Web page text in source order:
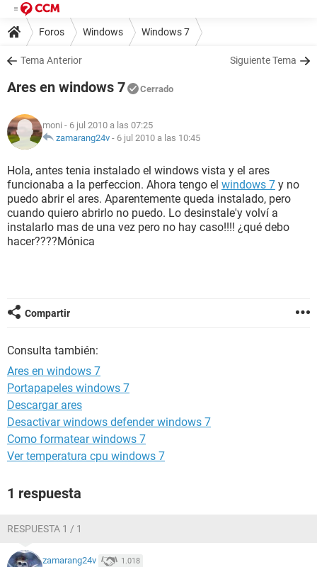
Foros Windows Windows 7
Tema Anterior Siguiente Tema
Ares en windows 7 Cerrado
moni - 6 jul 2010 a las 07:25
zamarang24v - 6 jul 2010 a las 10:45
Hola, antes tenia instalado el windows vista y el ares
funcionaba a la perfeccion. Ahora tengo el windows 7 y no
puedo abrir el ares. Aparentemente queda instalado, pero
cuando quiero abrirlo no puedo. Lo desinstale'y volví a
instalarlo mas de una vez pero no hay caso!!!! ¿qué debo
hacer????Mónica
Compartir
Consulta también:
Ares en windows 7
Portapapeles windows 7
Descargar ares
Desactivar windows defender windows 7
Como formatear windows 7
Ver temperatura cpu windows 7
1 respuesta
RESPUESTA 1 / 1
zamarang24v 1.018